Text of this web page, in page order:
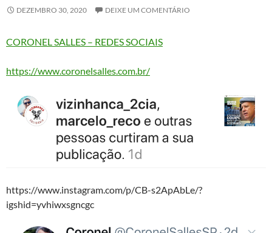
DEZEMBRO 30, 2020 DEIXE UM COMENTÁRIO
CORONEL SALLES – REDES SOCIAIS
https://www.coronelsalles.com.br/
https://www.instagram.com/p/CB-s2ApAbLe/?
igshid=yvhiwxsgncgc